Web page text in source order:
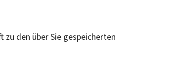
den über Sie gespeicherten